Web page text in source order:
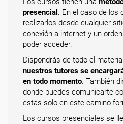
presencial . En el caso de los
realizarlos desde cualquier
conexión a internet y un
poder acceder.
Dispondrás de todo el
nuestros tutores se
en todo momento. También
donde puedes comunicarte
estás solo en este camino
Los cursos presenciales se